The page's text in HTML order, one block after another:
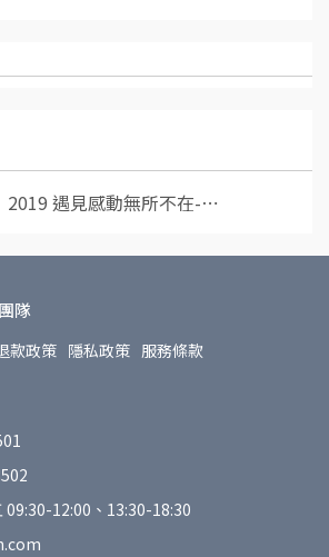
2019 遇見感動無所不在-⋯
隊
款政策 隱私政策 服務條款
09:30-12:00、13:30-18:30